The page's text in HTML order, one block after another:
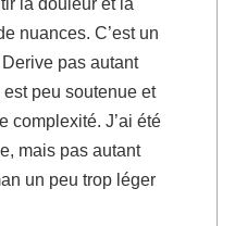
nuances. C’est un
Derive pas autant
est peu soutenue et
complexité. J’ai été
mais pas autant
un peu trop léger